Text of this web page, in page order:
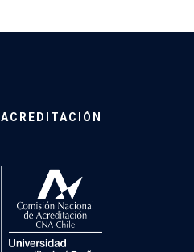
ACREDITACIÓN